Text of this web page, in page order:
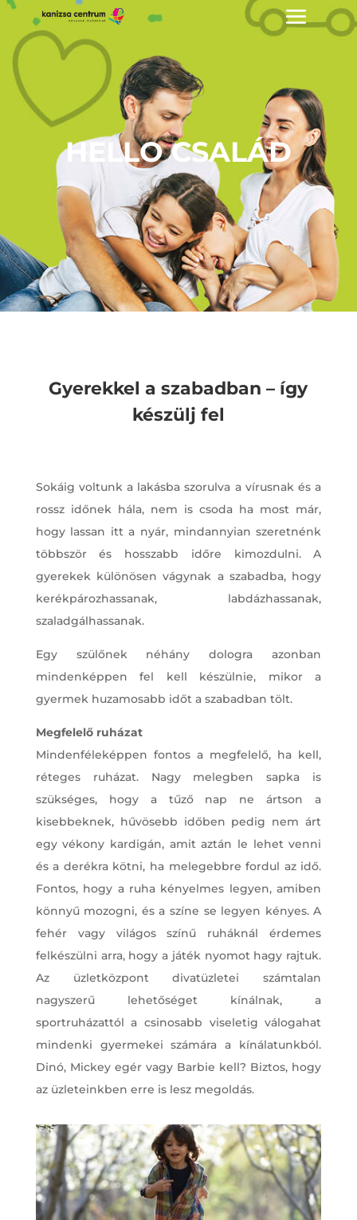
HELLO CSALÁD
Gyerekkel a szabadban – így
készülj fel
Sokáig voltunk a lakásba szorulva a vírusnak és a
rossz időnek hála, nem is csoda ha most már,
hogy lassan itt a nyár, mindannyian szeretnénk
többször és hosszabb időre kimozdulni. A
gyerekek különösen vágynak a szabadba, hogy
kerékpározhassanak, labdázhassanak,
szaladgálhassanak.
Egy szülőnek néhány dologra azonban
mindenképpen fel kell készülnie, mikor a
gyermek huzamosabb időt a szabadban tölt.
Megfelelő ruházat
Mindenféleképpen fontos a megfelelő, ha kell,
réteges ruházat. Nagy melegben sapka is
szükséges, hogy a tűző nap ne ártson a
kisebbeknek, hűvösebb időben pedig nem árt
egy vékony kardigán, amit aztán le lehet venni
és a derékra kötni, ha melegebbre fordul az idő.
Fontos, hogy a ruha kényelmes legyen, amiben
könnyű mozogni, és a színe se legyen kényes. A
fehér vagy világos színű ruháknál érdemes
felkészülni arra, hogy a játék nyomot hagy rajtuk.
Az üzletközpont divatüzletei számtalan
nagyszerű lehetőséget kínálnak, a
sportruházattól a csinosabb viseletig válogahat
mindenki gyermekei számára a kínálatunkból.
Dinó, Mickey egér vagy Barbie kell? Biztos, hogy
az üzleteinkben erre is lesz megoldás.